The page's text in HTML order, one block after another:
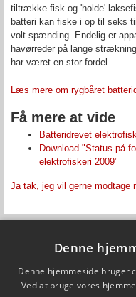
tiltrække fisk og 'holde'
batteri kan fiske i op til seks
volt spænding. Endelig er
havørreder på lange
har været en stor fordel.
Læs mere om rygbåret
Få mere at vide
Batteridrevet
Download "Status på
elektrofiskeri 2009"
Ja tak, jeg vil gerne modtage
DTU Aqua - Institut for
Vejlsøvej 39
8600 Silkeborg
Denne
Denne hjemmeside bruger
Ved at bruge vores